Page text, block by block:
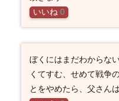
いいね 0
ぼくにはまだわからな
くてすむ、せめて戦争
とをやめたら、父さん